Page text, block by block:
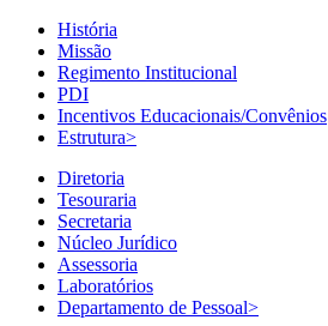
História
Missão
Regimento Institucional
PDI
Incentivos Educacionais/Convênios
Estrutura>
Diretoria
Tesouraria
Secretaria
Núcleo Jurídico
Assessoria
Laboratórios
Departamento de Pessoal>